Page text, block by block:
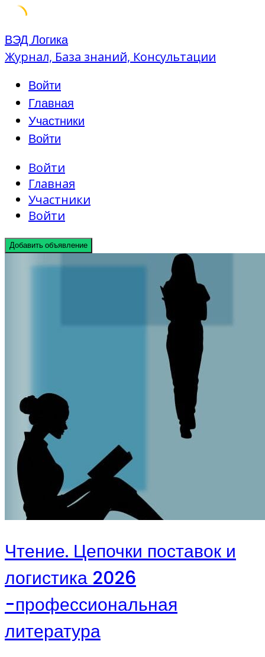
Skip
to
ВЭД Логика
Журнал, База знаний, Консультации
Войти
Главная
Участники
Войти
Войти
Главная
Участники
Войти
Добавить объявление
Чтение. Цепочки поставок и
логистика 2026
-профессиональная
литература